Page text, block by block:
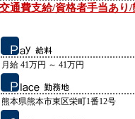
通費支給/資格者手当あり/
月給 41万円 ～ 41万円
熊本県熊本市東区栄町1番12号